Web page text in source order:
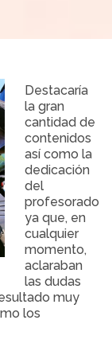
Destacaría
la gran
cantidad de
contenidos
así como la
dedicación
del
profesorado
ya que, en
cualquier
momento,
aclaraban
las dudas
muy
los